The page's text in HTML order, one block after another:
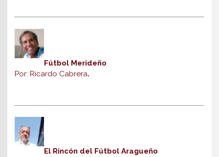
Fútbol Merideño
Por: Ricardo Cabrera.
El Rincón del Fútbol Aragueño